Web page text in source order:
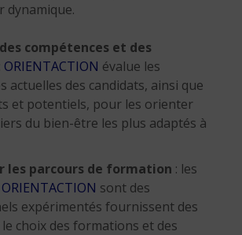
dynamique.
compétences et des
ORIENTACTION évalue les
actuelles des candidats, ainsi que
et potentiels, pour les orienter
du bien-être les plus adaptés à
les parcours de formation : les
ORIENTACTION sont des
expérimentés fournissent des
choix des formations et des